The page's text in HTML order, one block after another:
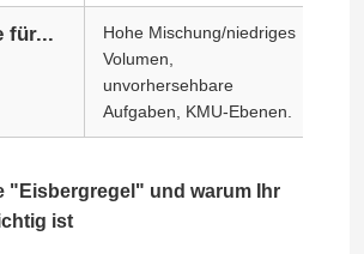
für...
Hohe Mischung/niedriges
Volumen,
unvorhersehbare
Aufgaben, KMU-Ebenen.
"Eisbergregel" und warum Ihr
ist